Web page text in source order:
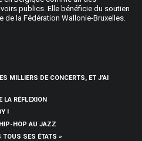
publics. Elle bénéficie du soutien
de la Fédération Wallonie-Bruxelles.
MILLIERS DE CONCERTS, ET J’AI
LA RÉFLEXION
!
HOP AU JAZZ
SES ÉTATS »